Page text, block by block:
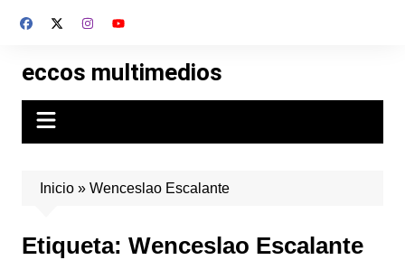
eccos multimedios
Inicio» Wenceslao Escalante
Etiqueta: Wenceslao Escalante